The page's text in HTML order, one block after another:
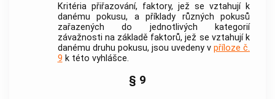
Kritéria přiřazování, faktory, jež se vztahují k
danému pokusu, a příklady různých pokusů
zařazených do jednotlivých kategorií
závažnosti na základě faktorů, jež se vztahují k
danému druhu pokusu, jsou uvedeny v příloze č.
9 k této vyhlášce.
§ 9